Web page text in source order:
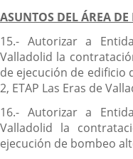
ASUNTOS DEL ÁREA
15.- Autorizar a
Valladolid la
de ejecución de edificio
2, ETAP Las Eras de
16.- Autorizar a
Valladolid la
ejecución de bombeo